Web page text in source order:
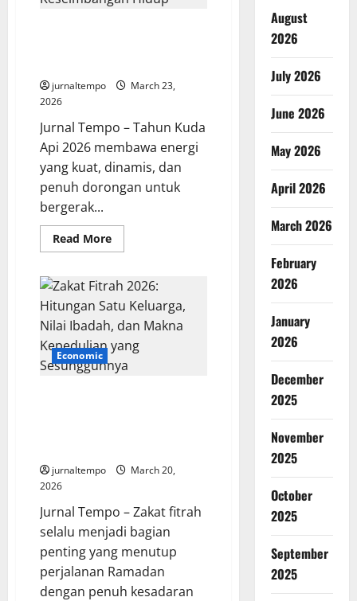
jurnaltempo
March 23,
2026
Jurnal Tempo – Tahun Kuda
Api 2026 membawa energi
yang kuat, dinamis, dan
penuh dorongan untuk
bergerak...
Read MoreRead
more
Menjaga
Diri
di
Tahun
Kuda
2026:
Antara
Energi
Economic
jurnaltempo
March 20,
2026
Jurnal Tempo – Zakat fitrah
selalu menjadi bagian
penting yang menutup
perjalanan Ramadan
dengan penuh kesadaran
August
2026
July 2026
June 2026
May 2026
April 2026
March 2026
February
2026
January
2026
December
2025
November
2025
October
2025
September
2025